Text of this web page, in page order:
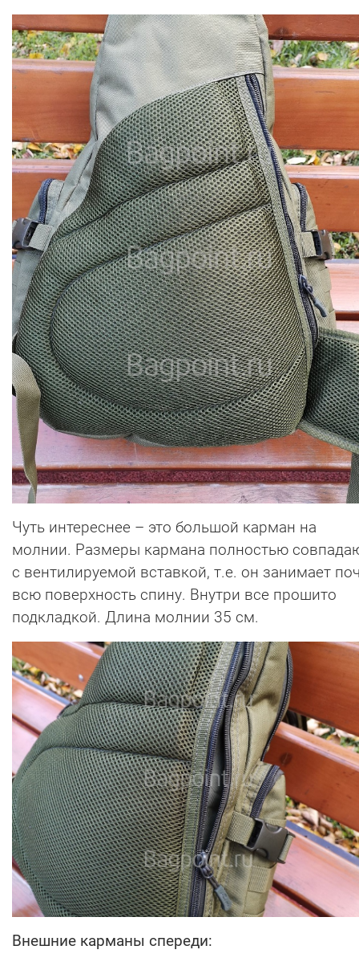
Чуть интереснее – это большой карман на
молнии. Размеры кармана полностью
с вентилируемой вставкой, т.е. он занимает
всю поверхность спину. Внутри все прошито
подкладкой. Длина молнии 35 см.
Внешние карманы спереди: